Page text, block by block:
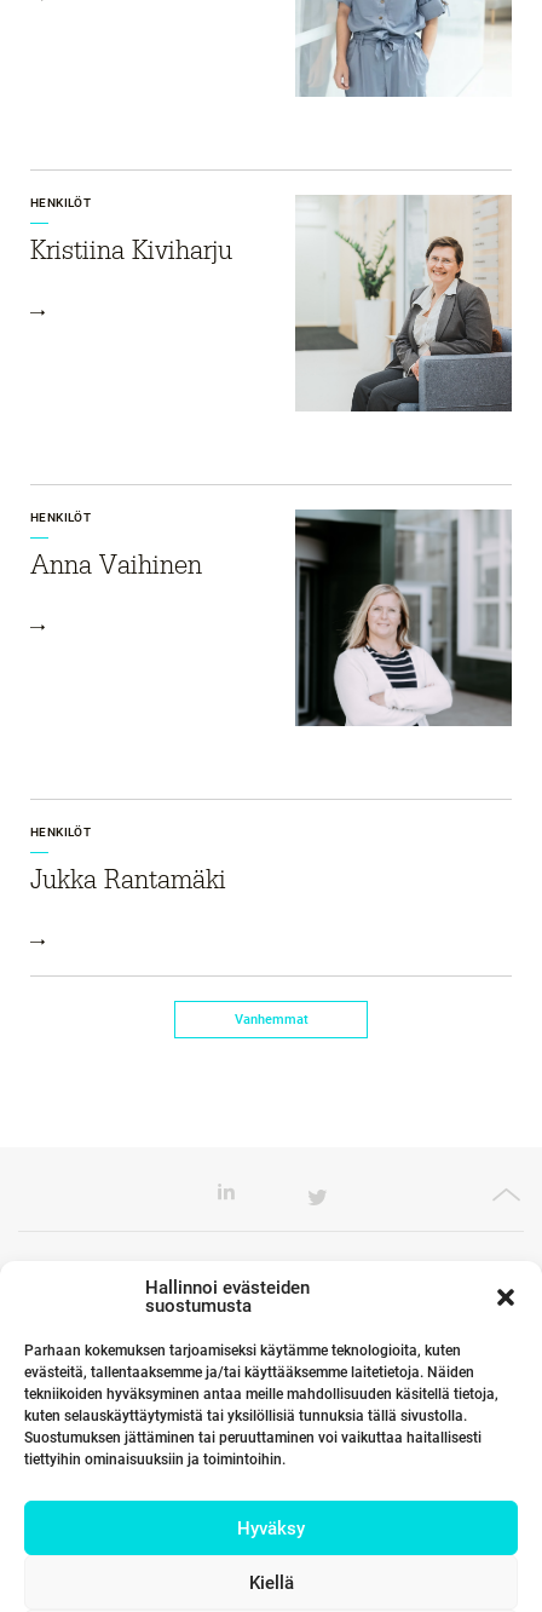
Hallinnoi evästeiden
suostumusta
Parhaan kokemuksen tarjoamiseksi käytämme teknologioita, kuten
evästeitä, tallentaaksemme ja/tai käyttääksemme laitetietoja. Näiden
tekniikoiden hyväksyminen antaa meille mahdollisuuden käsitellä tietoja,
kuten selauskäyttäytymistä tai yksilöllisiä tunnuksia tällä sivustolla.
Suostumuksen jättäminen tai peruuttaminen voi vaikuttaa haitallisesti
tiettyihin ominaisuuksiin ja toimintoihin.
Hyväksy
Kiellä
HENKILÖT
Kristiina Kiviharju
HENKILÖT
Anna Vaihinen
HENKILÖT
Jukka Rantamäki
Vanhemmat
Toimistomme Euroopassa
Kumppanimme maailmalla